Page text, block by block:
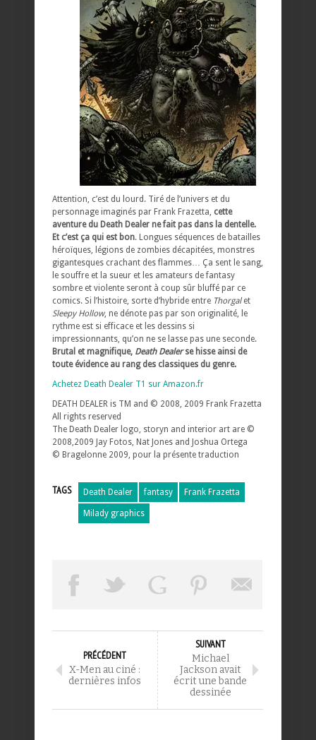
Attention, c’est du lourd. Tiré de l’univers et du
personnage imaginés par Frank Frazetta, cette
aventure du Death Dealer ne fait pas dans la dentelle.
Et c’est ça qui est bon. Longues séquences de batailles
héroïques, légions de zombies décapitées, monstres
gigantesques crachant des flammes… Ça sent le sang,
le souffre et la sueur et les amateurs de fantasy
sombre et violente seront à coup sûr bluffé par ce
comics. Si l’histoire, sorte d’hybride entre Thorgalet
Sleepy Hollow, ne dénote pas par son originalité, le
rythme est si efficace et les dessins si
impressionnants, qu’on ne se lasse pas une seconde.
Brutal et magnifique, Death Dealerse hisse ainsi de
toute évidence au rang des classiques du genre.
Achetez Death Dealer T1 sur Amazon.fr
DEATH DEALER is TM and © 2008, 2009 Frank Frazetta
All rights reserved
The Death Dealer logo, storyn and interior art are ©
2008,2009 Jay Fotos, Nat Jones and Joshua Ortega
© Bragelonne 2009, pour la présente traduction
TAGS Death Dealer fantasy Frank Frazetta
Milady graphics
PRÉCÉDENT
X-Men au ciné :
dernières infos
SUIVANT
Michael
Jackson avait
écrit une bande
dessinée